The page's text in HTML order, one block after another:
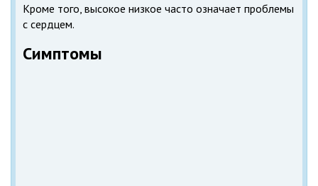
Кроме того, высокое низкое часто означает проблемы
с сердцем.
Симптомы